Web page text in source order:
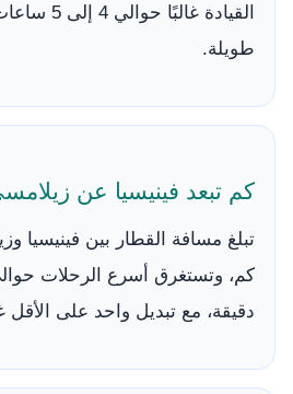
القيادة
طويلة.
كم تبعد فينيسيا عن
دقيقة، مع تبديل واحد على الأقل